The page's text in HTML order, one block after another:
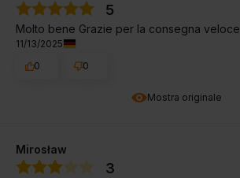
Mostra originale
5
Molto bene Grazie per la consegna veloce
11/13/2025
0
0
Mirosław
3